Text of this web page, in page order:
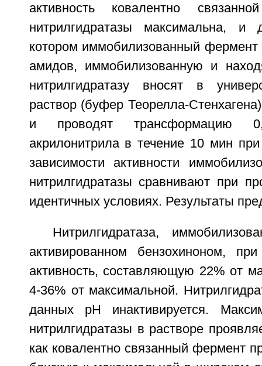
активность ковалентно
нитрилгидратазы максимальна, и
котором иммобилизованный фермент
амидов, иммобилизованную и
нитрилгидратазу вносят в
раствор (буфер Теорелла-
и проводят трансформацию
акрилонитрила в течение 10 мин
зависимости активности
нитрилгидратазы сравнивают при
идентичных условиях. Результаты
Нитрилгидратаза,
активированном бензохиноном,
активность, составляющую 22% от
4-36% от максимальной.
данных pH инактивируется.
нитрилгидратазы в растворе
как ковалентно связанный фермент